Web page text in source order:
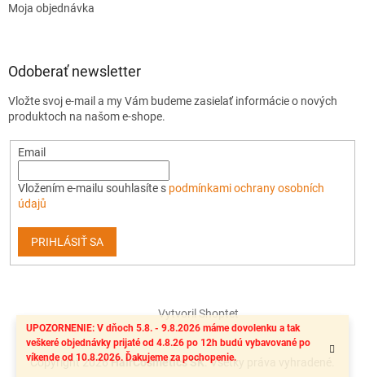
UPOZORNENIE: V dňoch 5.8. - 9.8.2026 máme dovolenku a tak
veškeré objednávky prijaté od 4.8.26 po 12h budú vybavované po
víkende od 10.8.2026. Ďakujeme za pochopenie.
Moja objednávka
Odoberať newsletter
Vložte svoj e-mail a my Vám budeme zasielať informácie o nových
produktoch na našom e-shope.
Email
Vložením e-mailu souhlasíte s podmínkami ochrany osobních
údajů
PRIHLÁSIŤ SA
Vytvoril Shoptet
Copyright 2026HairCosmetics SK. Všetky práva vyhradené.